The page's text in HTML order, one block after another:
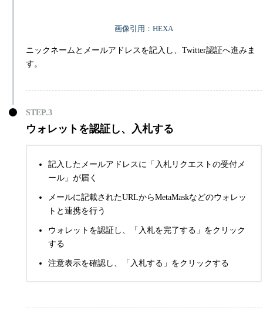
画像引用：HEXA
ニックネームとメールアドレスを記入し、Twitter認証へ進みま
す。
ウォレットを認証し、入札する
記入したメールアドレスに「入札リクエストの受付メ
ール」が届く
メールに記載されたURLからMetaMaskなどのウォレッ
トと連携を行う
ウォレットを認証し、「入札を完了する」をクリック
する
注意表示を確認し、「入札する」をクリックする